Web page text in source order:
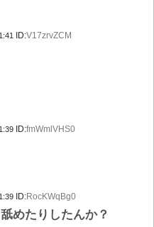
ID:V17zrvZCM
ID:fmWmlVHS0
ID:RocKWqBg0
めたりしたんか？